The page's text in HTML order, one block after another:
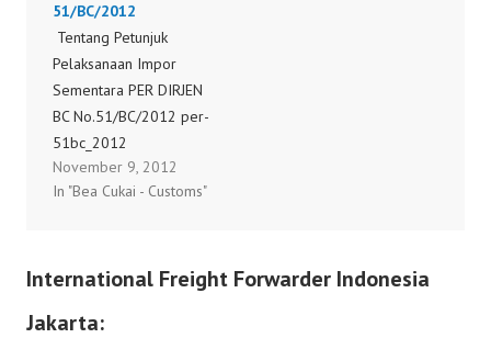
51/BC/2012
Tentang Petunjuk
Pelaksanaan Impor
Sementara PER DIRJEN
BC No.51/BC/2012 per-
51bc_2012
November 9, 2012
In "Bea Cukai - Customs"
International Freight Forwarder Indonesia
Jakarta: